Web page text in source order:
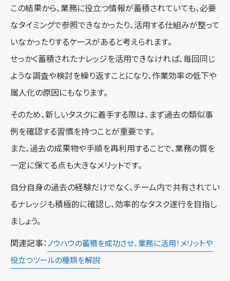
この結果から、業務に役立つ情報が蓄積されていても、必要
なタイミングで参照できなかったり、活用する仕組みが整って
いなかったりするケースがあると考えられます。
せっかく蓄積されたナレッジを活用できなければ、毎回同じ
ような調査や検討を繰り返すことになり、作業効率の低下や
属人化の原因にもなります。
そのため、新しいタスクに着手する際は、まず過去の類似事
例を確認する習慣を持つことが重要です。
また、過去の成果物や手順を再利用することで、業務の質を
一定に保てる点も大きなメリットです。
自分自身の過去の経験だけでなく、チーム内で共有されてい
るナレッジも積極的に確認し、効率的なタスク遂行を目指し
ましょう。
関連記事： ノウハウの蓄積を成功させ、業務に活用！メリットや
役立つツールの種類を解説